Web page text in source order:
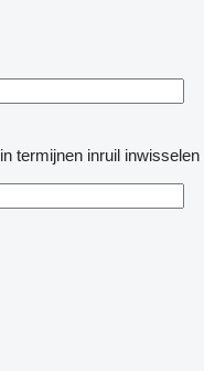
in termijnen inruil inwisselen